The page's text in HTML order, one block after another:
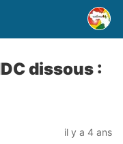
dissous :
il y a 4 ans